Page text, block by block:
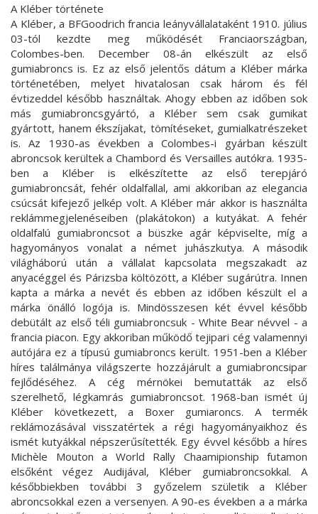
A Kléber története
A Kléber, a BFGoodrich francia leányvállalataként 1910. július
03-tól kezdte meg működését Franciaországban,
Colombes-ben. December 08-án elkészült az első
gumiabroncs is. Ez az első jelentős dátum a Kléber márka
történetében, melyet hivatalosan csak három és fél
évtizeddel később használtak. Ahogy ebben az időben sok
más gumiabroncsgyártó, a Kléber sem csak gumikat
gyártott, hanem ékszíjakat, tömítéseket, gumialkatrészeket
is. Az 1930-as években a Colombes-i gyárban készült
abroncsok kerültek a Chambord és Versailles autókra. 1935-
ben a Kléber is elkészítette az első terepjáró
gumiabroncsát, fehér oldalfallal, ami akkoriban az elegancia
csúcsát kifejező jelkép volt. A Kléber már akkor is használta
reklámmegjelenéseiben (plakátokon) a kutyákat. A fehér
oldalfalú gumiabroncsot a büszke agár képviselte, míg a
hagyományos vonalat a német juhászkutya. A második
világháború után a vállalat kapcsolata megszakadt az
anyacéggel és Párizsba költözött, a Kléber sugárútra. Innen
kapta a márka a nevét és ebben az időben készült el a
márka önálló logója is. Mindösszesen két évvel később
debütált az első téli gumiabroncsuk - White Bear névvel - a
francia piacon. Egy akkoriban működő tejipari cég valamennyi
autójára ez a típusú gumiabroncs került. 1951-ben a Kléber
híres találmánya világszerte hozzájárult a gumiabroncsipar
fejlődéséhez. A cég mérnökei bemutatták az első
szerelhető, légkamrás gumiabroncsot. 1968-ban ismét új
Kléber következett, a Boxer gumiaroncs. A termék
reklámozásával visszatértek a régi hagyományaikhoz és
ismét kutyákkal népszerűsítették. Egy évvel később a híres
Michèle Mouton a World Rally Chaamipionship futamon
elsőként végez Audijával, Kléber gumiabroncsokkal. A
későbbiekben további 3 győzelem születik a Kléber
abroncsokkal ezen a versenyen. A 90-es években a a márka